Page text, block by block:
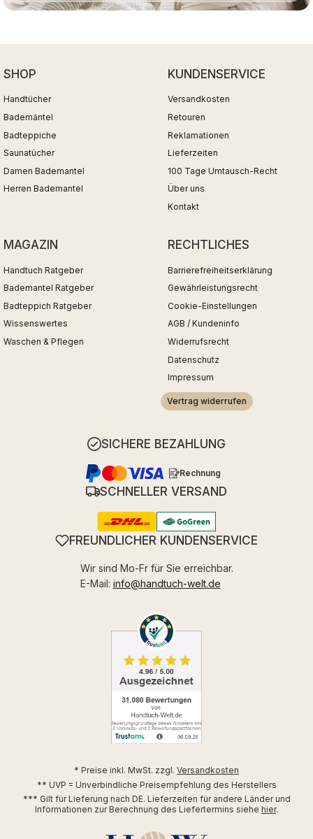
SHOP
Handtücher
Bademäntel
Badteppiche
Saunatücher
Damen Bademantel
Herren Bademantel
KUNDENSERVICE
Versandkosten
Retouren
Reklamationen
Lieferzeiten
100 Tage Umtausch-Recht
Über uns
Kontakt
MAGAZIN
Handtuch Ratgeber
Bademantel Ratgeber
Badteppich Ratgeber
Wissenswertes
Waschen & Pflegen
RECHTLICHES
Barrierefreiheitserklärung
Gewährleistungsrecht
Cookie-Einstellungen
AGB / Kundeninfo
Widerrufsrecht
Datenschutz
Impressum
Vertrag widerrufen
SICHERE BEZAHLUNG
Rechnung
SCHNELLER VERSAND
FREUNDLICHER KUNDENSERVICE
Wir sind Mo-Fr für Sie erreichbar.
E-Mail: info@handtuch-welt.de
* Preise inkl. MwSt. zzgl. Versandkosten
** UVP = Unverbindliche Preisempfehlung des Herstellers
*** Gilt für Lieferung nach DE. Lieferzeiten für andere Länder und
Informationen zur Berechnung des Liefertermins siehe hier.